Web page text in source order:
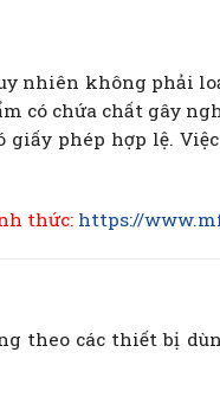
nhiên không phải
có chứa chất gây
giấy phép hợp lệ.
thức: https://
theo các thiết bị